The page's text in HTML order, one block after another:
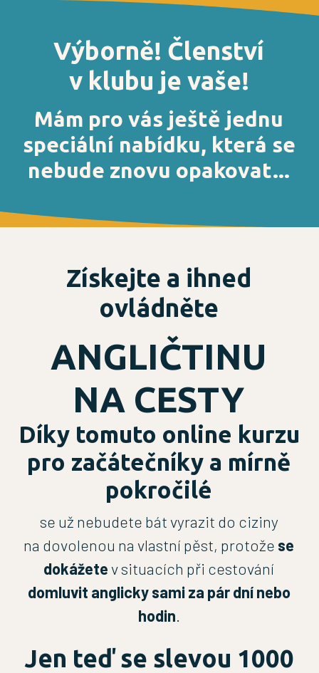
Výborně! Členství
v klubu je vaše!
Mám pro vás ještě jednu
speciální nabídku, která se
nebude znovu opakovat...
Získejte a ihned
ovládněte
ANGLIČTINU
NA CESTY
Díky tomuto online kurzu
pro začátečníky a mírně
pokročilé
se už nebudete bát vyrazit do ciziny
na dovolenou na vlastní pěst, protože se
dokážetev situacích při cestování
domluvit anglicky sami za pár dní nebo
hodin
Jen teď se slevou 1000